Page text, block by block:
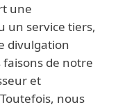
une
un service tiers,
divulgation
faisons de notre
et
nous